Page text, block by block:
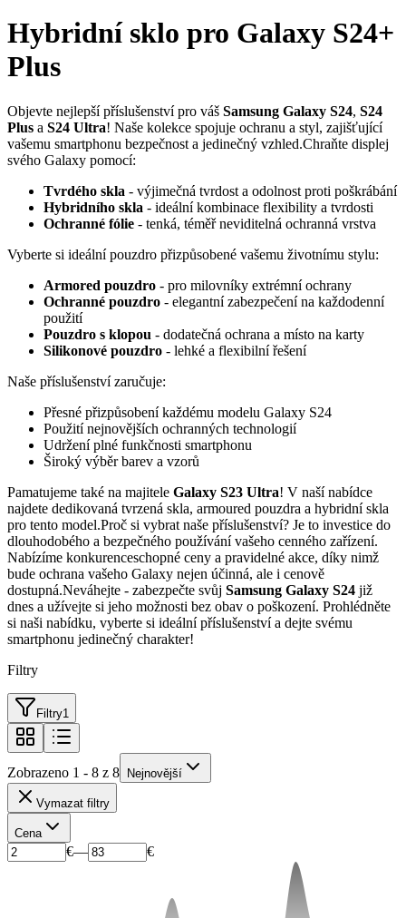
Hybridní sklo pro Galaxy S24+
Plus
Objevte nejlepší příslušenství pro váš Samsung Galaxy S24, S24
Plus a S24 Ultra! Naše kolekce spojuje ochranu a styl, zajišťující
vašemu smartphonu bezpečnost a jedinečný vzhled.Chraňte displej
svého Galaxy pomocí:
Tvrdého skla - výjimečná tvrdost a odolnost proti poškrábání
Hybridního skla - ideální kombinace flexibility a tvrdosti
Ochranné fólie - tenká, téměř neviditelná ochranná vrstva
Vyberte si ideální pouzdro přizpůsobené vašemu životnímu stylu:
Armored pouzdro - pro milovníky extrémní ochrany
Ochranné pouzdro - elegantní zabezpečení na každodenní
použití
Pouzdro s klopou - dodatečná ochrana a místo na karty
Silikonové pouzdro - lehké a flexibilní řešení
Naše příslušenství zaručuje:
Přesné přizpůsobení každému modelu Galaxy S24
Použití nejnovějších ochranných technologií
Udržení plné funkčnosti smartphonu
Široký výběr barev a vzorů
Pamatujeme také na majitele Galaxy S23 Ultra! V naší nabídce
najdete dedikovaná tvrzená skla, armoured pouzdra a hybridní skla
pro tento model.Proč si vybrat naše příslušenství? Je to investice do
dlouhodobého a bezpečného používání vašeho cenného zařízení.
Nabízíme konkurenceschopné ceny a pravidelné akce, díky nimž
bude ochrana vašeho Galaxy nejen účinná, ale i cenově
dostupná.Neváhejte - zabezpečte svůj Samsung Galaxy S24 již
dnes a užívejte si jeho možnosti bez obav o poškození. Prohlédněte
si naši nabídku, vyberte si ideální příslušenství a dejte svému
smartphonu jedinečný charakter!
Filtry
Filtry1
Zobrazeno 1 - 8 z 8 Nejnovější
Vymazat filtry
Cena
€— €